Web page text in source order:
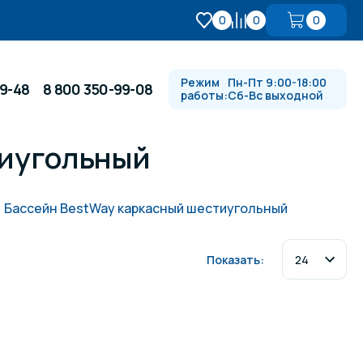
0 0 0
Водопады, водяные пушки и
48 8 800 350-99-08
Режим
работы:
Пн-Пт 9:00-18:00
Сб-Вс выходной
Бассейн BestWay каркасный шестиугольный
Показать: